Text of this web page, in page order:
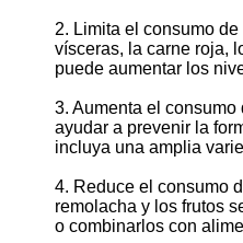
2. Limita el consumo
vísceras, la carne roja,
puede aumentar los
3. Aumenta el
ayudar a prevenir la
incluya una amplia
4. Reduce el consumo
remolacha y los frutos
o combinarlos con